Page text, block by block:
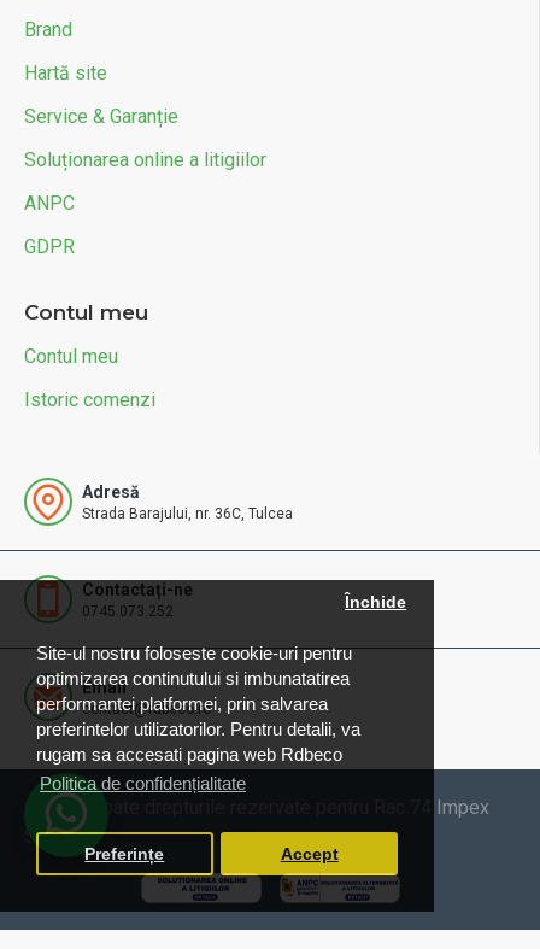
Site-ul nostru foloseste cookie-uri pentru
optimizarea continutului si imbunatatirea
performantei platformei, prin salvarea
preferintelor utilizatorilor. Pentru detalii, va
rugam sa accesati pagina web Rdbeco
Politica de confidențialitate
Închide
Preferințe Accept
Brand
Hartă site
Service & Garanție
Soluționarea online a litigiilor
ANPC
GDPR
Contul meu
Contul meu
Istoric comenzi
Adresă
Strada Barajului, nr. 36C, Tulcea
Contactați-ne
0745.073.252
Email
contact@rdbeco.ro
© 2025 Toate drepturile rezervate pentru Rac 74 Impex
SRL